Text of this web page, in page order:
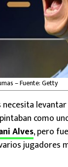
– Fuente: Getty
como
Alves, pero
jugadores